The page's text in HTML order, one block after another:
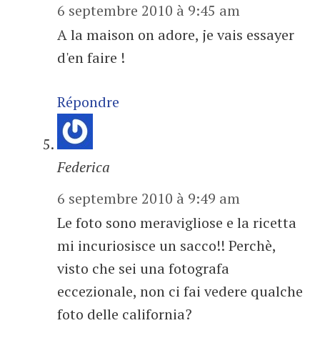
6 septembre 2010 à 9:45 am
A la maison on adore, je vais essayer
d'en faire !
Répondre
Federica
6 septembre 2010 à 9:49 am
Le foto sono meravigliose e la ricetta
mi incuriosisce un sacco!! Perchè,
visto che sei una fotografa
eccezionale, non ci fai vedere qualche
foto delle california?